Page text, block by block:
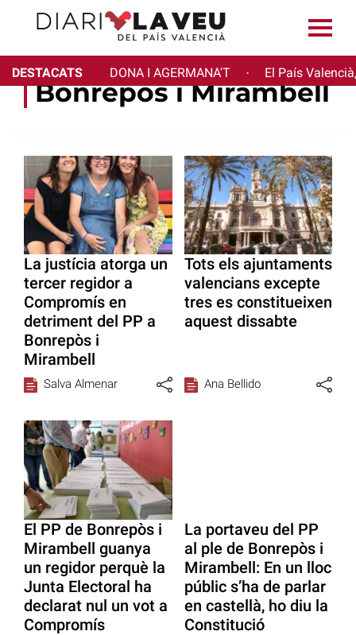
DESTACATS DONA I AGERMANA'T · El País
Bonrepòs i Mirambell
La justícia atorga un
tercer regidor a
Compromís en
detriment del PP a
Bonrepòs i
Mirambell
Salva Almenar
Tots els ajuntaments
valencians excepte
tres es constitueixen
aquest dissabte
Ana Bellido
El PP de Bonrepòs i
Mirambell guanya
un regidor perquè la
Junta Electoral ha
declarat nul un vot a
Compromís
La portaveu del PP
al ple de Bonrepòs i
Mirambell: En un lloc
públic s’ha de parlar
en castellà, ho diu la
Constitució